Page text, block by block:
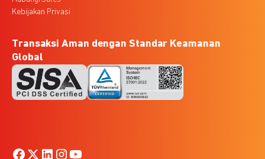
Kebijakan Privasi
Transaksi Aman dengan Standar Keamanan
Global